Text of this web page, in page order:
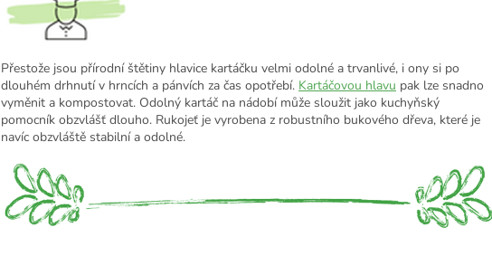
Přestože jsou přírodní štětiny hlavice kartáčku velmi odolné a trvanlivé, i ony si po
dlouhém drhnutí v hrncích a pánvích za čas opotřebí. Kartáčovou hlavu pak lze snadno
vyměnit a kompostovat. Odolný kartáč na nádobí může sloužit jako kuchyňský
pomocník obzvlášť dlouho. Rukojeť je vyrobena z robustního bukového dřeva, které je
navíc obzvláště stabilní a odolné.